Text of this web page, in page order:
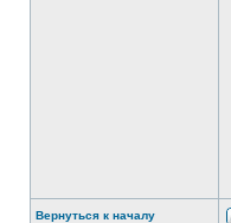
Вернуться к началу